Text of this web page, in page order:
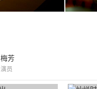
梅芳
演员